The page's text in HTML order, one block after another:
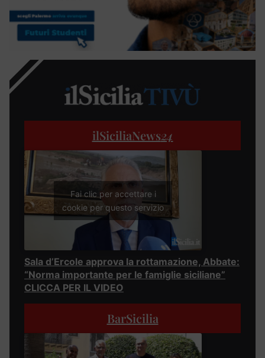
ilSiciliaNews24
Fai clic per accettare i
cookie per questo servizio
Sala d’Ercole approva la rottamazione, Abbate:
“Norma importante per le famiglie siciliane”
CLICCA PER IL VIDEO
BarSicilia